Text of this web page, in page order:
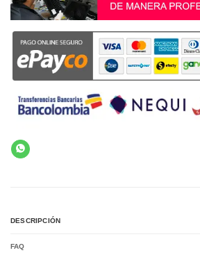
DESCRIPCIÓN
FAQ